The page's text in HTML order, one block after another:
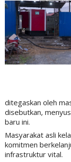
ditegaskan oleh
disebutkan,
baru ini.
Masyarakat asli
komitmen
infrastruktur vital.